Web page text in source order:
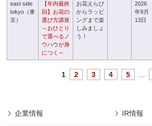
east side
tokyo（東
京）
【年内最終
回】お花の
選び方講座
～おひとり
で選べるノ
ウハウが身
につく～
お花えらび
からラッピ
ングまで楽
しみましょ
う！
2026
年9月
13日
1 2 3 4 5
企業情報 IR情報